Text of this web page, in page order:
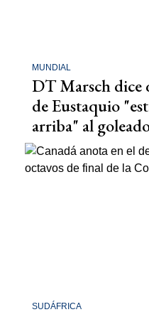
MUNDIAL
DT Marsch dice
de Eustaquio
arriba" al
SUDÁFRICA